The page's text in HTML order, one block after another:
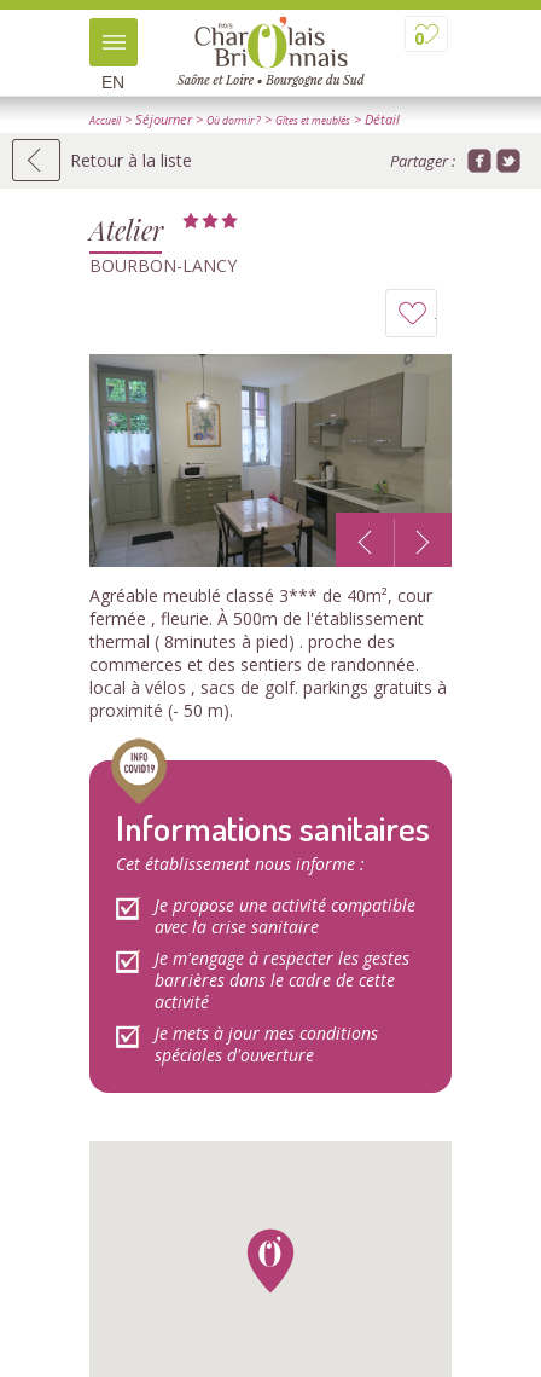
0
EN
Accueil> Séjourner> Où dormir ? > Gîtes et meublés > Détail
Retour à la liste Partager :
Atelier
BOURBON-LANCY
à
1 /8
Agréable meublé classé 3*** de 40m², cour
fermée , fleurie. À 500m de l'établissement
thermal ( 8minutes à pied) . proche des
commerces et des sentiers de randonnée.
local à vélos , sacs de golf. parkings gratuits à
proximité (- 50 m).
Informations sanitaires
Cet établissement nous informe :
Je propose une activité compatible
avec la crise sanitaire
Je m'engage à respecter les gestes
barrières dans le cadre de cette
activité
Je mets à jour mes conditions
spéciales d'ouverture